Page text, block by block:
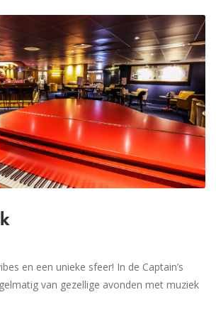
en een unieke sfeer! In de Captain’s
van gezellige avonden met muziek